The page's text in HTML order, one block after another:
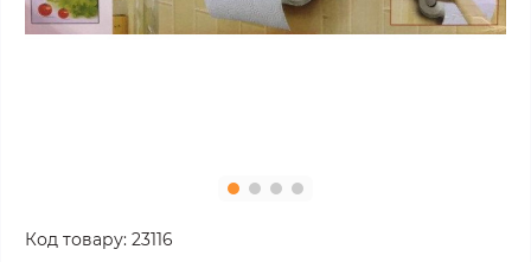
Код товару: 23116